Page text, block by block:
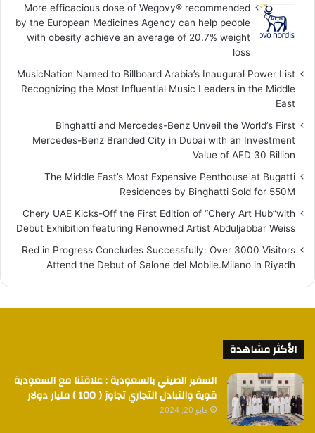
More efficacious dose of Wegovy®️ recommended
by the European Medicines Agency can help people
with obesity achieve an average of 20.7% weight
loss
MusicNation Named to Billboard Arabia’s Inaugural Power List
Recognizing the Most Influential Music Leaders in the Middle
East
Binghatti and Mercedes-Benz Unveil the World’s First
Mercedes-Benz Branded City in Dubai with an Investment
Value of AED 30 Billion
The Middle East’s Most Expensive Penthouse at Bugatti
Residences by Binghatti Sold for 550M
Chery UAE Kicks-Off the First Edition of “Chery Art Hub”with
Debut Exhibition featuring Renowned Artist Abduljabbar Weiss
Red in Progress Concludes Successfully: Over 3000 Visitors
Attend the Debut of Salone del Mobile.Milano in Riyadh
الأكثر مشاهدة
السفير الصيني بالسعودية : علاقتنا مع السعودية
قوية والتبادل التجاري تجاوز ( 100 ) مليار دولار
مايو 20, 2024